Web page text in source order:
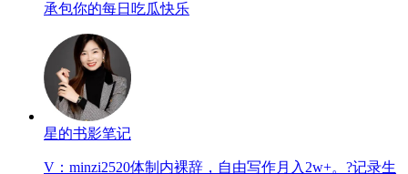
承包你的每日吃瓜快乐
星的书影笔记
V：minzi2520体制内裸辞，自由写作月入2w+。?记录生